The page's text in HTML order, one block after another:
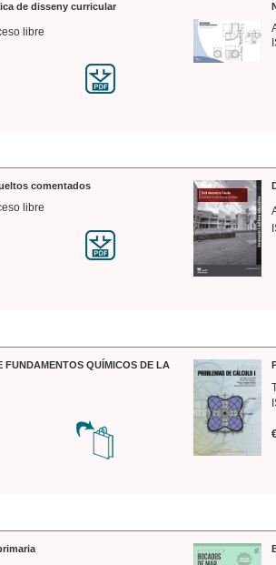
de disseny curricular
libre
comentados
libre
FUNDAMENTOS QUÍMICOS DE LA